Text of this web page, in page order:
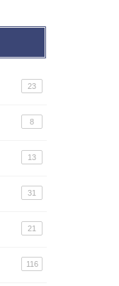
23
8
13
31
21
116